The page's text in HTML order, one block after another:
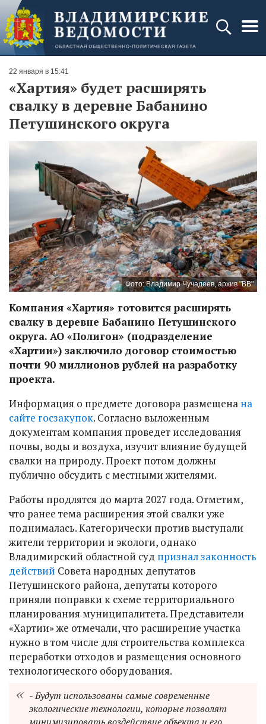
22 января в 15:41
«Хартия» будет расширять
свалку в деревне Бабанино
Петушинского округа
Фото: Владимир Чучадеев, архив "ВВ"
Компания «Хартия» готовится расширять
свалку в деревне Бабанино Петушинского
округа. АО «Полигон» (подразделение
«Хартии») заключило договор стоимостью
почти 90 миллионов рублей на разработку
проекта.
Информация о предмете договора размещена на
сайте госзакупок. Согласно выложенным
документам компания проведет исследования
почвы, воды и воздуха, изучит влияние будущей
свалки на природу. Проект потом должны
публично обсудить с местными жителями.
Работы продлятся до марта 2027 года. Отметим,
что ранее тема расширения этой свалки уже
поднималась. Категорически против выступали
жители территории и экологи, однако
Владимирский областной суд признал законность
действий Совета народных депутатов
Петушинского района, депутаты которого
приняли поправки к схеме территориального
планирования муниципалитета. Представители
«Хартии» же отмечали, что расширение участка
нужно в том числе для строительства комплекса
переработки отходов и размещения основного
технологического оборудования.
- Будут использованы самые современные
экологические технологии, которые позволят